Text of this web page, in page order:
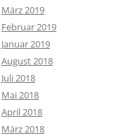
März 2019
Februar 2019
Januar 2019
August 2018
Juli 2018
Mai 2018
April 2018
März 2018